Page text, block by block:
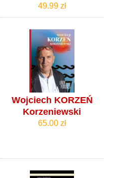
49.99 zł
Wojciech KORZEŃ
Korzeniewski
65.00 zł